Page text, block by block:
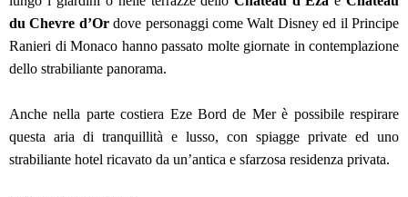
du Chevre d’Ordove personaggi come Walt Disney ed il Principe
Ranieri di Monaco hanno passato molte giornate in contemplazione
dello strabiliante panorama.
Anche nella parte costiera Eze Bord de Mer è possibile respirare
questa aria di tranquillità e lusso, con spiagge private ed uno
strabiliante hotel ricavato da un’antica e sfarzosa residenza privata.